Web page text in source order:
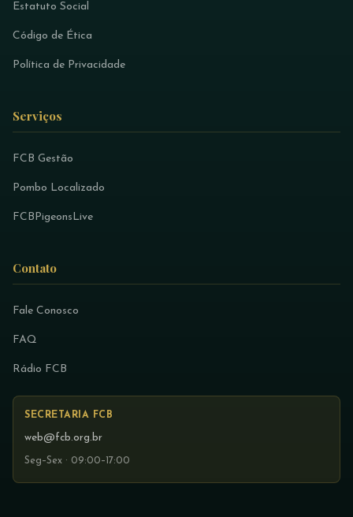
Estatuto Social
Código de Ética
Política de Privacidade
Serviços
FCB Gestão
Pombo Localizado
FCBPigeonsLive
Contato
Fale Conosco
FAQ
Rádio FCB
SECRETARIA FCB
web@fcb.org.br
Seg–Sex · 09:00–17:00